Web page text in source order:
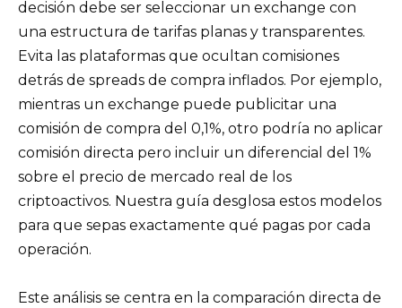
decisión debe ser seleccionar un exchange con
una estructura de tarifas planas y transparentes.
Evita las plataformas que ocultan comisiones
detrás de spreads de compra inflados. Por ejemplo,
mientras un exchange puede publicitar una
comisión de compra del 0,1%, otro podría no aplicar
comisión directa pero incluir un diferencial del 1%
sobre el precio de mercado real de los
criptoactivos. Nuestra guía desglosa estos modelos
para que sepas exactamente qué pagas por cada
operación.
Este análisis se centra en la comparación directa de